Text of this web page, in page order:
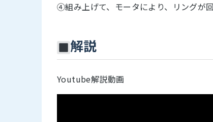
④組み上げて、モータにより、リングが
解説
Youtube解説動画